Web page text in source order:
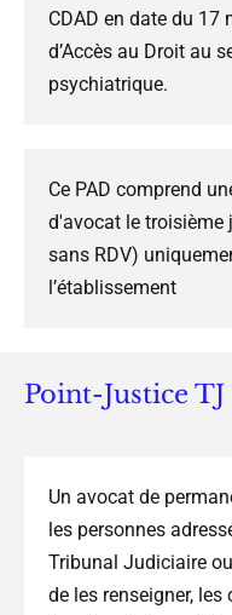
CDAD en date du
d’Accès au Droit au
psychiatrique.
Ce PAD comprend
d'avocat le troisième
sans RDV)
l’établissement
Point-Justice TJ
Un avocat de
les personnes
Tribunal Judiciaire
de les renseigner,